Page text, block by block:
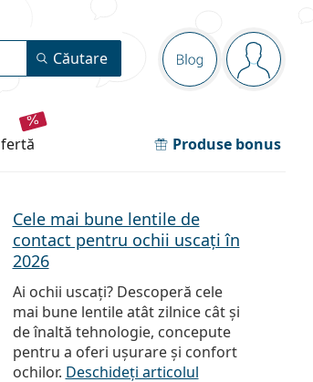
Panou de
Blog Sunteți
Căutare
ofertă Produse bonus
Cele mai bune lentile de
contact pentru ochii uscați în
2026
Ai ochii uscați? Descoperă cele
mai bune lentile atât zilnice cât și
de înaltă tehnologie, concepute
pentru a oferi ușurare și confort
ochilor. Deschideți articolul